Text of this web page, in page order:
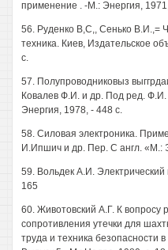
применение . -М.: Энергия,
56. Руденко В,С,, Сенько В.И.,=
техника. Киев, Издательское
с.
57. Полупроводниковыз
Ковалев Ф.И. и др. Под ред.
Энергия, 1978, - 448 с.
58. Силовая электроника.
И.Ипшич и др. Пер. С англ. «М.:
59. Вольдек А.И.
165
60. Животовский А.Г. К вопросу
сопротивления утечки для
труда и техника безопасности